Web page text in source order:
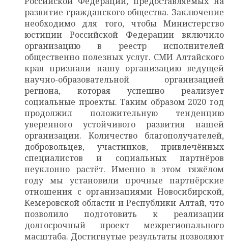
развитие гражданского общества. Заключение
необходимо для того, чтобы Министерство
юстиции Российской Федерации включило
организацию в реестр исполнителей
общественно полезных услуг. СМИ Алтайского
края признали нашу организацию ведущей
научно-образовательной организацией
региона, которая успешно реализует
социальные проекты. Таким образом 2020 год
продолжил положительную тенденцию
уверенного устойчивого развития нашей
организации. Количество благополучателей,
добровольцев, участников, привлечённых
специалистов и социальных партнёров
неуклонно растёт. Именно в этом тяжёлом
году мы установили прочные партнёрские
отношения с организациями Новосибирской,
Кемеровской области и Республики Алтай, что
позволило подготовить к реализации
долгосрочный проект межрегионального
масштаба. Достигнутые результаты позволяют